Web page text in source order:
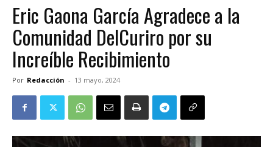
Eric Gaona García Agradece a la
Comunidad DelCuriro por su
Increíble Recibimiento
Por Redacción - 13 mayo, 2024